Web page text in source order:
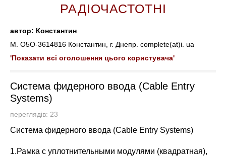
РАДІОЧАСТОТНІ
автор: Константин
М. O5O-3614816 Константин, г. Днепр. complete(at)i. ua
'Показати всі оголошення цього користувача'
Система фидерного ввода (Cable Entry
Systems)
переглядів: 23
Система фидерного ввода (Cable Entry Systems)
1.Рамка с уплотнительными модулями (квадратная),